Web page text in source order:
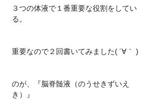
３つの体液で１番重要な役割をしてい
る。
重要なので２回書いてみました( ´∀｀ )
のが、『脳脊髄液（のうせきずいえ
き）』